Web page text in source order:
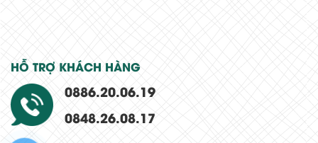
HỖ TRỢ KHÁCH HÀNG
0886.20.06.19
0848.26.08.17